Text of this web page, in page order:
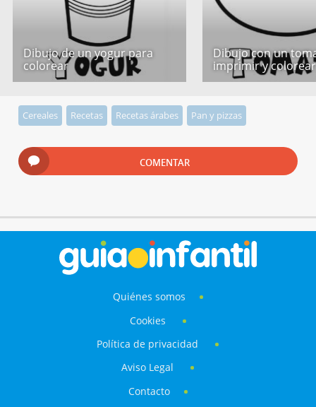
Dibujo de un yogur para
colorear
Dibujo con un
imprimir y colorear
Cereales Recetas Recetas árabes Pan y pizzas
COMENTAR
Quiénes somos
Cookies
Política de privacidad
Aviso Legal
Contacto